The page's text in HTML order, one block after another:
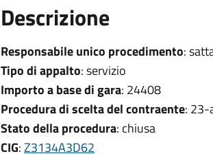
Descrizione
Responsabile unico procedimento:
Tipo di appalto: servizio
Importo a base di gara: 24408
Procedura di scelta del contraente:
Stato della procedura: chiusa
CIG:Z3134A3D62